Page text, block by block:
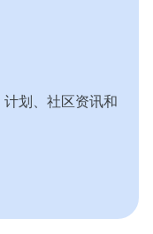
划、社区资讯和